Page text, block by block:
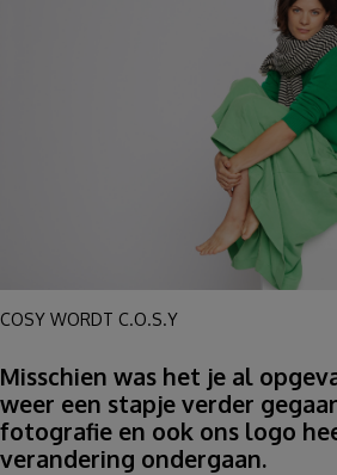
COSY WORDT C.O.S.Y
Misschien was het je al
weer een stapje verder
fotografie en ook ons logo
verandering ondergaan.